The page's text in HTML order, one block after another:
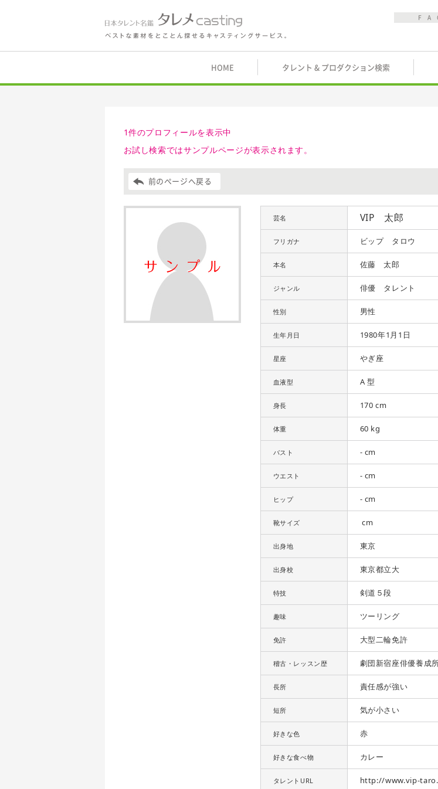
F A
HOME タレント & プロダクション検索
1件のプロフィールを表示中
お試し検索ではサンプルページが表示されます。
前のページへ戻る
芸名 VIP 太郎
フリガナ ビップ タロウ
本名 佐藤 太郎
ジャンル 俳優 タレント
性別 男性
生年月日 1980年1月1日
星座 やぎ座
血液型 A 型
身長 170 cm
体重 60 kg
バスト - cm
ウエスト - cm
ヒップ - cm
靴サイズ cm
出身地 東京
出身校 東京都立大
特技 剣道５段
趣味 ツーリング
免許 大型二輪免許
稽古・レッスン歴 劇団新宿座俳優養成
長所 責任感が強い
短所 気が小さい
好きな色 赤
好きな食べ物 カレー
タレントURL http://www.vip-